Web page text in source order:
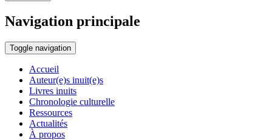
Navigation principale
Toggle navigation
Accueil
Auteur(e)s inuit(e)s
Livres inuits
Chronologie culturelle
Ressources
Actualités
À propos